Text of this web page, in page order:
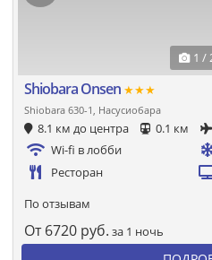
1 /
Shiobara Onsen ★★★
Shiobara 630-1, Насусиобара
8.1 км до центра 0.1 км
Wi-fi в лобби
Ресторан
По отзывам
От 6720 руб. за 1 ночь